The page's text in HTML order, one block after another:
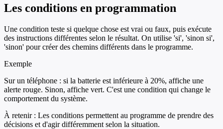
Les conditions en programmation
Une condition teste si quelque chose est vrai ou faux, puis exécute
des instructions différentes selon le résultat. On utilise 'si', 'sinon si',
'sinon' pour créer des chemins différents dans le programme.
Exemple
Sur un téléphone : si la batterie est inférieure à 20%, affiche une
alerte rouge. Sinon, affiche vert. C'est une condition qui change le
comportement du système.
À retenir : Les conditions permettent au programme de prendre des
décisions et d'agir différemment selon la situation.